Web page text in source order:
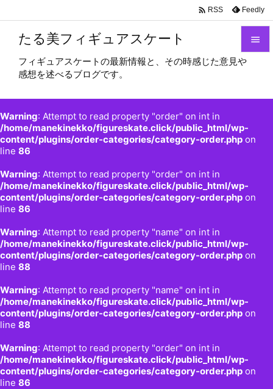
たる美フィギュアスケート
フィギュアスケートの最新情報と、その時感じた意見や
感想を述べるブログです。
Warning: Attempt to read property "order" on int in
/home/manekinekko/figureskate.click/public_html/wp-
content/plugins/order-categories/category-order.php on
line 86
Warning: Attempt to read property "order" on int in
/home/manekinekko/figureskate.click/public_html/wp-
content/plugins/order-categories/category-order.php on
line 86
Warning: Attempt to read property "name" on int in
/home/manekinekko/figureskate.click/public_html/wp-
content/plugins/order-categories/category-order.php on
line 88
Warning: Attempt to read property "name" on int in
/home/manekinekko/figureskate.click/public_html/wp-
content/plugins/order-categories/category-order.php on
line 88
Warning: Attempt to read property "order" on int in
/home/manekinekko/figureskate.click/public_html/wp-
content/plugins/order-categories/category-order.php on
line 86


前へ

 RSS Feedly